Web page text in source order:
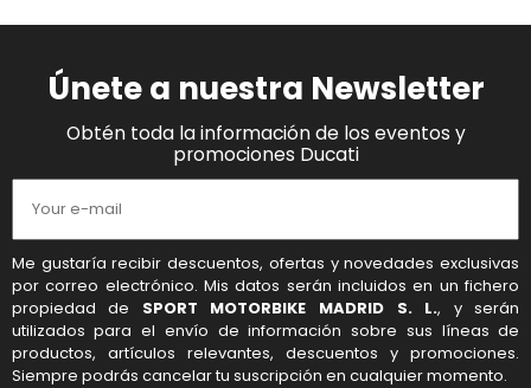
Únete a nuestra Newsletter
Obtén toda la información de los eventos y
promociones Ducati
Me gustaría recibir descuentos, ofertas y novedades exclusivas
por correo electrónico. Mis datos serán incluidos en un fichero
propiedad de SPORT MOTORBIKE MADRID S. L., y serán
utilizados para el envío de información sobre sus líneas de
productos, artículos relevantes, descuentos y promociones.
Siempre podrás cancelar tu suscripción en cualquier momento.